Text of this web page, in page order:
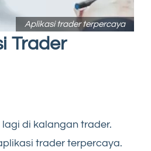
Aplikasi trader terpercaya
Trader
di kalangan trader.
trader terpercaya.